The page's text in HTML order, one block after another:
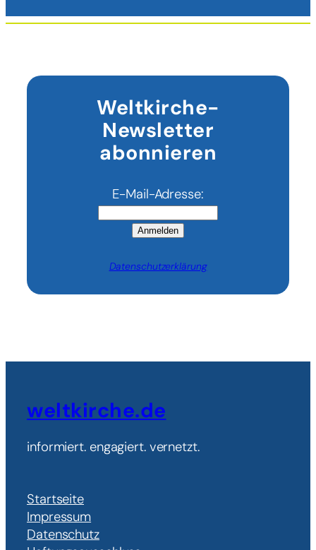
Weltkirche-
Newsletter
abonnieren
E-Mail-Adresse:
Anmelden
Datenschutzerklärung
weltkirche.de
informiert. engagiert. vernetzt.
Startseite
Impressum
Datenschutz